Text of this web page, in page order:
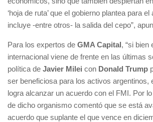
‘hoja de ruta’ que el gobierno plantea para
incluye -entre otros- la salida del cepo”,
Para los expertos de GMA Capital, “si bien
internacional viene de frente en las últimas
política de Javier Milei con Donald Trump
ser beneficiosa para los activos argentinos,
logra alcanzar un acuerdo con el FMI. Por
de dicho organismo comentó que se está
acuerdo que suplante el que vence en